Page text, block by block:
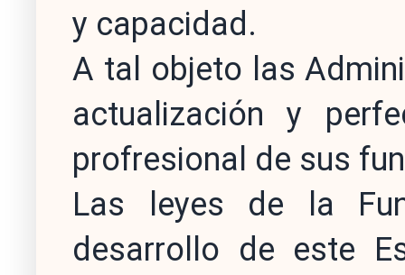
y capacidad.
A tal objeto las
actualización y
profresional de sus
Las leyes de la
desarrollo de este